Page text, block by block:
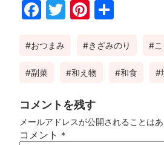
Fac
ok
Twi
Pin
est
おつまみ きざみのり
副菜 和え物 和食
コメントを残す
メールアドレスが公開されることはあ
コメント *